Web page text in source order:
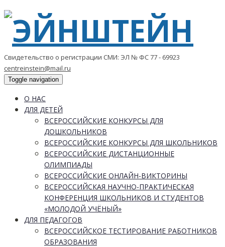
Свидетельство о регистрации СМИ: ЭЛ № ФС 77 - 69923
centreinstein@mail.ru
Toggle navigation
О НАС
ДЛЯ ДЕТЕЙ
ВСЕРОССИЙСКИЕ КОНКУРСЫ ДЛЯ
ДОШКОЛЬНИКОВ
ВСЕРОССИЙСКИЕ КОНКУРСЫ ДЛЯ ШКОЛЬНИКОВ
ВСЕРОССИЙСКИЕ ДИСТАНЦИОННЫЕ
ОЛИМПИАДЫ
ВСЕРОССИЙСКИЕ ОНЛАЙН-ВИКТОРИНЫ
ВСЕРОССИЙСКАЯ НАУЧНО-ПРАКТИЧЕСКАЯ
КОНФЕРЕНЦИЯ ШКОЛЬНИКОВ И СТУДЕНТОВ
«МОЛОДОЙ УЧЁНЫЙ»
ДЛЯ ПЕДАГОГОВ
ВСЕРОССИЙСКОЕ ТЕСТИРОВАНИЕ РАБОТНИКОВ
ОБРАЗОВАНИЯ